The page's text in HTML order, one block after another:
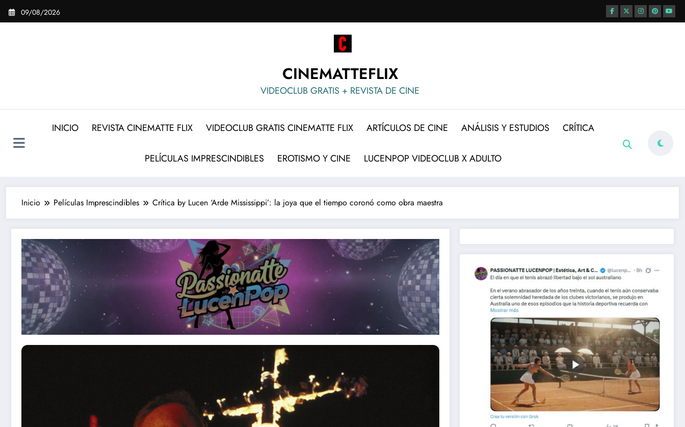
Saltar
09/08/2026
CINEMATTEFLIX
VIDEOCLUB GRATIS + REVISTA DE CINE
INICIO REVISTA CINEMATTE FLIX VIDEOCLUB GRATIS CINEMATTE FLIX ARTÍCULOS DE CINE ANÁLISIS Y ESTUDIOS CRÍTICA
PELÍCULAS IMPRESCINDIBLES EROTISMO Y CINE LUCENPOP VIDEOCLUB X ADULTO
Inicio Películas Imprescindibles Crítica by Lucen ‘Arde Mississippi’: la joya que el tiempo coronó como obra maestra